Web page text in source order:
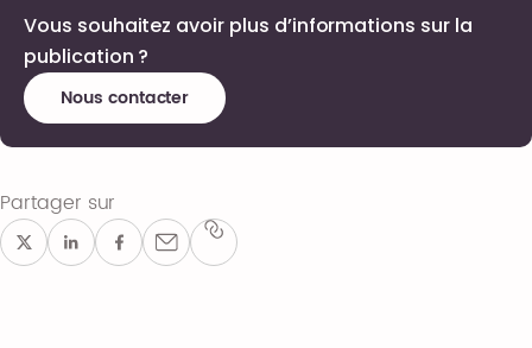
Vous souhaitez avoir plus d’informations sur la
publication ?
Nous contacter
Partager sur